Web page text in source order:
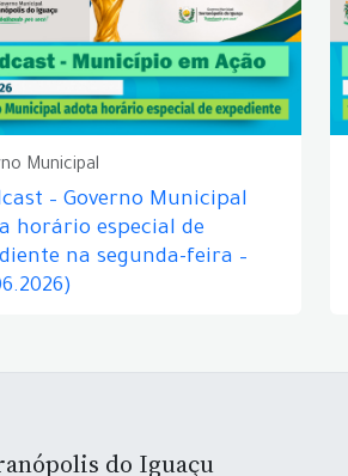
Municipal
– Governo Municipal
horário especial de
na segunda-feira –
do Iguaçu